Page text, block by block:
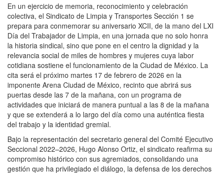
En un ejercicio de memoria, reconocimiento y celebración
colectiva, el Sindicato de Limpia y Transportes Sección 1 se
prepara para conmemorar su aniversario XCII, de la mano del LXI
Día del Trabajador de Limpia, en una jornada que no solo honra
la historia sindical, sino que pone en el centro la dignidad y la
relevancia social de miles de hombres y mujeres cuya labor
cotidiana sostiene el funcionamiento de la Ciudad de México. La
cita será el próximo martes 17 de febrero de 2026 en la
imponente Arena Ciudad de México, recinto que abrirá sus
puertas desde las 7 de la mañana, con un programa de
actividades que iniciará de manera puntual a las 8 de la mañana
y que se extenderá a lo largo del día como una auténtica fiesta
del trabajo y la identidad gremial.
Bajo la representación del secretario general del Comité Ejecutivo
Seccional 2022–2026, Hugo Alonso Ortiz, el sindicato reafirma su
compromiso histórico con sus agremiados, consolidando una
gestión que ha privilegiado el diálogo, la defensa de los derechos